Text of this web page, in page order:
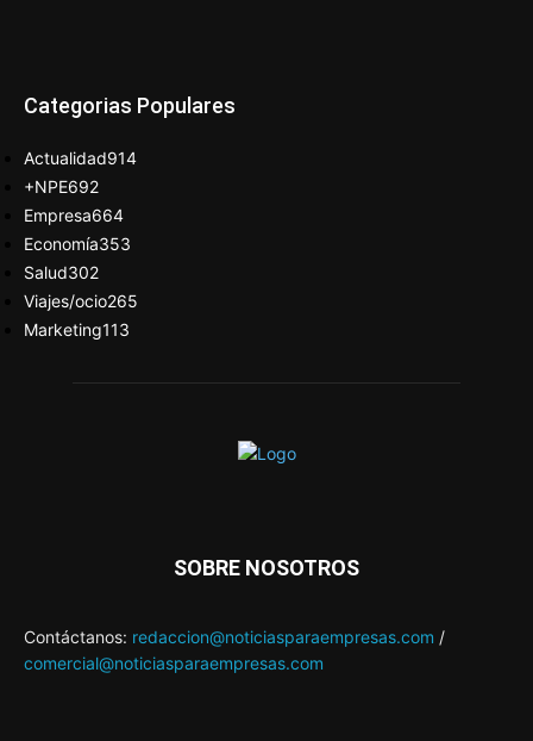
Categorias Populares
Actualidad914
+NPE692
Empresa664
Economía353
Salud302
Viajes/ocio265
Marketing113
SOBRE NOSOTROS
Contáctanos: redaccion@noticiasparaempresas.com /
comercial@noticiasparaempresas.com